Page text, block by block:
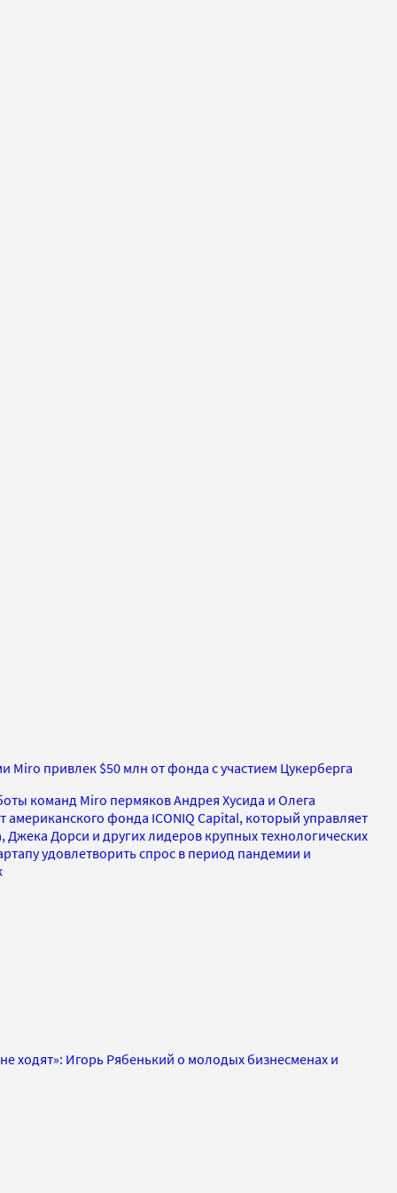
Miro привлек $50 млн от фонда с участием Цукерберга
команд Miro пермяков Андрея Хусида и Олега
фонда ICONIQ Capital, который управляет
Джека Дорси и других лидеров крупных технологических
удовлетворить спрос в период пандемии и
ходят»: Игорь Рябенький о молодых бизнесменах и